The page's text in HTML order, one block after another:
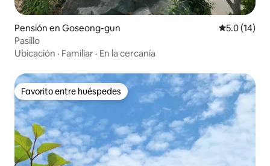
Pensión en Goseong-gun Calificación
5.0 (14)
Pasillo
Ubicación · Familiar · En la cercanía
Favorito entre huéspedes
Favorito entre huéspedes